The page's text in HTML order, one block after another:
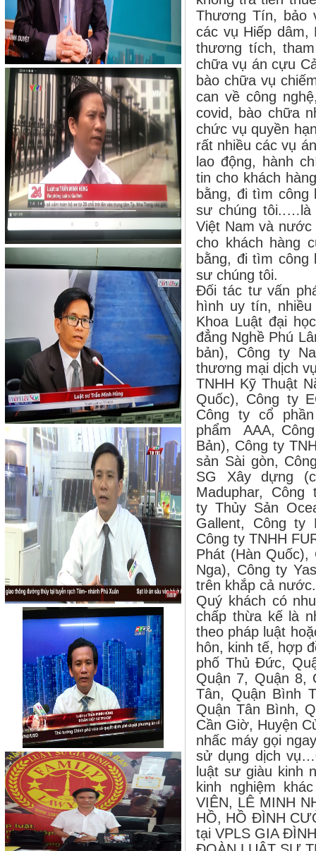
Thương Tín, bảo
các vụ Hiếp
thương tích,
chữa vụ án cựu
bào chữa vụ
can về công
covid, bào chữa
chức vụ quyền
rất nhiều các vụ
lao động, hành
tin cho khách
bằng, đi tìm công
sư chúng tôi..…là
Việt Nam và
cho khách hàng
bằng, đi tìm công
sư chúng tôi.
Đối tác tư vấn
hình uy tín,
Khoa Luật đại
đẳng Nghề Phú
bản), Công ty
thương mại dịch
TNHH Kỹ Thuật
Quốc), Công ty
Công ty cổ
phẩm AAA,
Bản), Công ty
sản Sài gòn,
SG Xây dựng
Maduphar,
ty Thủy Sản
Gallent, Công ty
Công ty TNHH
Phát (Hàn Quốc),
Nga), Công ty
trên khắp cả nước.
Quý khách có
chấp thừa kế là
theo pháp luật
hôn, kinh tế, hợp
phố Thủ Đức,
Quận 7, Quận 8,
Tân, Quận Bình
Quận Tân Bình,
Cần Giờ, Huyện
nhấc máy gọi
sử dụng dịch
luật sư giàu kinh
kinh nghiệm
VIÊN, LÊ MINH
HỒ, HỒ ĐÌNH
tại VPLS GIA